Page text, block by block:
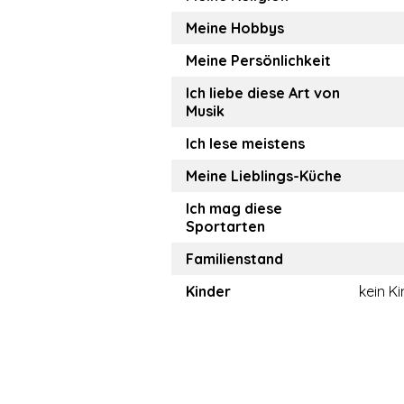
Meine Hobbys
Meine Persönlichkeit
Ich liebe diese Art von
Musik
Ich lese meistens
Meine Lieblings-Küche
Ich mag diese
Sportarten
Familienstand
Kinder
kein